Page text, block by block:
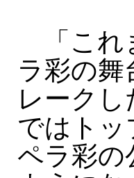
「これ
ラ彩の
レーク
ではト
ペラ彩の